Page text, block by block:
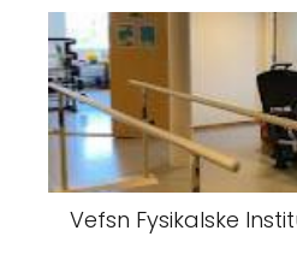
Vefsn Fysikalske